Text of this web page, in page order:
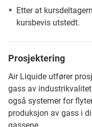
Etter at
kursbevis utstedt.
Prosjektering
Air Liquide utfører
gass av
også systemer for
produksjon av gass i
gassene.